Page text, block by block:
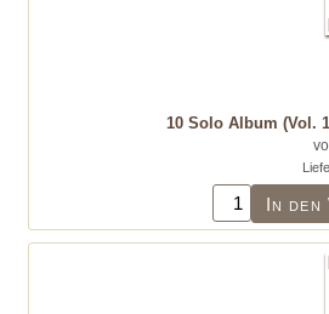
10 Solo Album (Vol.
In den